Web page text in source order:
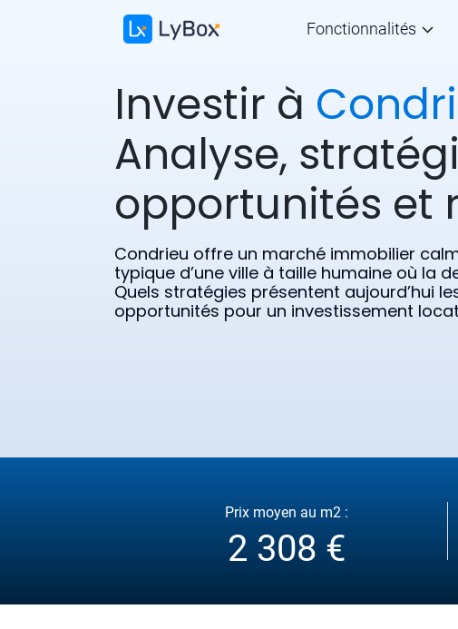
Fonctionnalités
Investir à
Analyse,
opportunités et
Condrieu offre un marché immobilier
typique d’une ville à taille humaine où la
Quels stratégies présentent aujourd’hui
opportunités pour un investissement
Prix moyen au m2 :
2 308 €